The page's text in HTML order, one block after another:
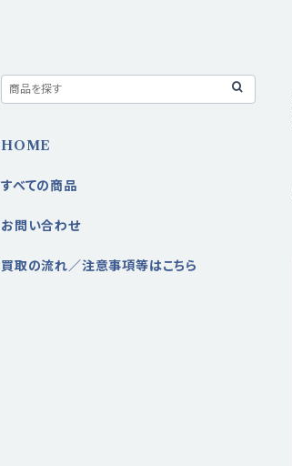
HOME
すべての商品
お問い合わせ
買取の流れ／注意事項等はこちら